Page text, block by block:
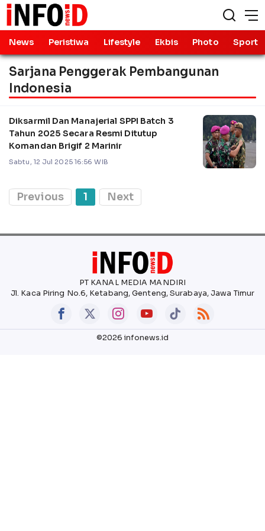
News Peristiwa Lifestyle Ekbis Photo Sport
Sarjana Penggerak Pembangunan
Indonesia
Diksarmil Dan Manajerial SPPI Batch 3
Tahun 2025 Secara Resmi Ditutup
Komandan Brigif 2 Marinir
Sabtu, 12 Jul 2025 16:56 WIB
Previous 1 Next
PT KANAL MEDIA MANDIRI
Jl. Kaca Piring No.6, Ketabang, Genteng, Surabaya, Jawa Timur
©2026 infonews.id